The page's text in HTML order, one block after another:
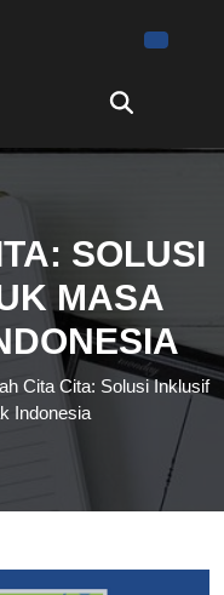
SOLUSI
MASA
Cita Cita: Solusi Inklusif
Indonesia